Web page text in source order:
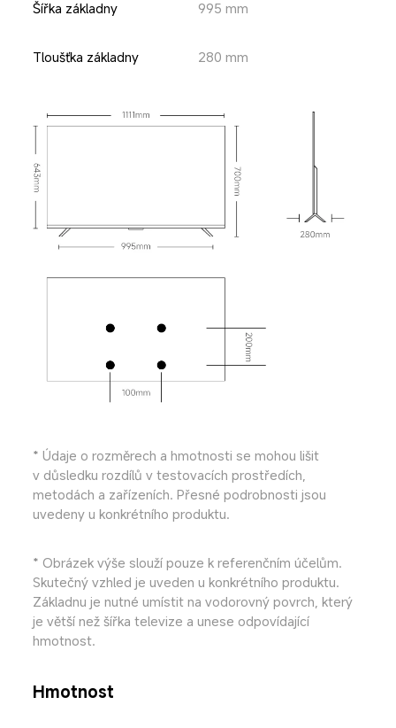
Šířka základny 995 mm
Tloušťka základny 280 mm
* Údaje o rozměrech a hmotnosti se mohou lišit
v důsledku rozdílů v testovacích prostředích,
metodách a zařízeních. Přesné podrobnosti jsou
uvedeny u konkrétního produktu.
* Obrázek výše slouží pouze k referenčním účelům.
Skutečný vzhled je uveden u konkrétního produktu.
Základnu je nutné umístit na vodorovný povrch, který
je větší než šířka televize a unese odpovídající
hmotnost.
Hmotnost